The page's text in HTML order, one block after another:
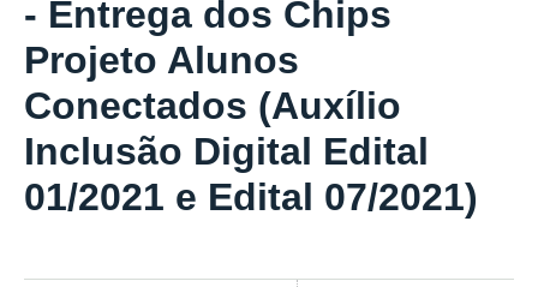
- Entrega dos Chips
Projeto Alunos
Conectados (Auxílio
Inclusão Digital Edital
01/2021 e Edital 07/2021)